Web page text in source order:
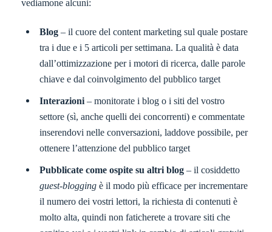
vediamone alcuni:
Blog – il cuore del content marketing sul quale postare
tra i due e i 5 articoli per settimana. La qualità è data
dall’ottimizzazione per i motori di ricerca, dalle parole
chiave e dal coinvolgimento del pubblico target
Interazioni – monitorate i blog o i siti del vostro
settore (sì, anche quelli dei concorrenti) e commentate
inserendovi nelle conversazioni, laddove possibile, per
ottenere l’attenzione del pubblico target
Pubblicate come ospite su altri blog – il cosiddetto
guest-blogging è il modo più efficace per incrementare
il numero dei vostri lettori, la richiesta di contenuti è
molto alta, quindi non faticherete a trovare siti che